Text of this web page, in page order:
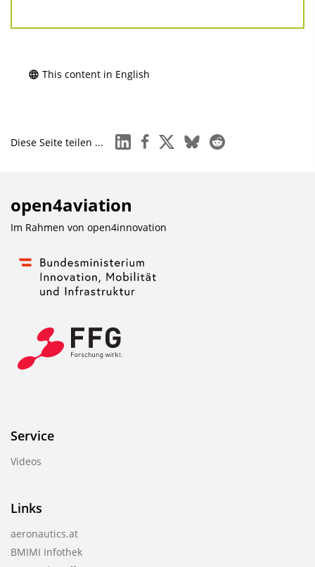
This content in English
Diese Seite teilen ... linkedinfacebook
x blueskyreddit
open4aviation
Im Rahmen von open4innovation
Service
Videos
Links
aeronautics.at
BMIMI Infothek